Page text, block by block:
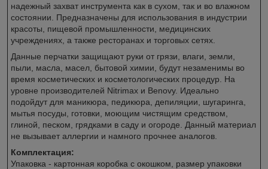
надежный захват инструмента как в сухом, так и во влажном
состоянии. Предназначены для использования в индустрии
красоты, пищевой промышленности, медицинских
учреждениях, а также ресторанах и торговых сетях.
Данные перчатки защищают руки от грязи, влаги, земли,
пыли, масла, масел, бытовой химии, будут незаменимы во
время косметических и косметологических процедур. На
уровне производителей Nitrimax и Benovy. Идеально
подойдут для маникюра, педикюра, депиляции, шугаринга,
мытья посуды, готовки, моющим чистящим средством,
глиной, песком, грядками в саду и огороде. Данный материал
не вызывает аллергии и намного прочнее аналогов.
Комплектация:
Упаковка - картонная коробка с окошком, размер упаковки